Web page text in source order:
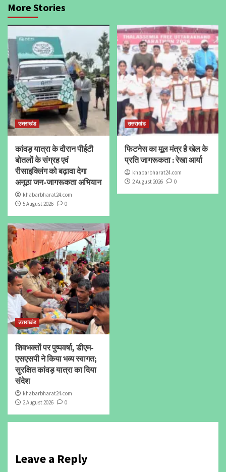
More Stories
उत्तराखंड
कांवड़ यात्रा के दौरान पीईटी
बोतलों के संग्रह एवं
रीसाइक्लिंग को बढ़ावा देगा
अनूठा जन-जागरूकता अभियान
khabarbharat24.com
5 August 2026
0
उत्तराखंड
फिटनेस का मूल मंत्र है खेल के
प्रति जागरूकता : रेखा आर्या
khabarbharat24.com
2 August 2026
0
उत्तराखंड
शिवभक्तों पर पुष्पवर्षा, डीएम-
एसएसपी ने किया भव्य स्वागत;
सुरक्षित कांवड़ यात्रा का दिया
संदेश
khabarbharat24.com
2 August 2026
0
Leave a Reply